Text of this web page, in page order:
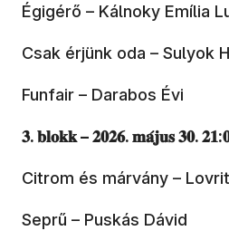
Égigérő – Kálnoky Emília
Csak érjünk oda – Sulyok
Funfair – Darabos Évi
𝟑. 𝐛𝐥𝐨𝐤𝐤 – 𝟐𝟎𝟐𝟔. 𝐦𝐚́𝐣𝐮𝐬 𝟑𝟎.
Citrom és márvány –
Seprű – Puskás Dávid